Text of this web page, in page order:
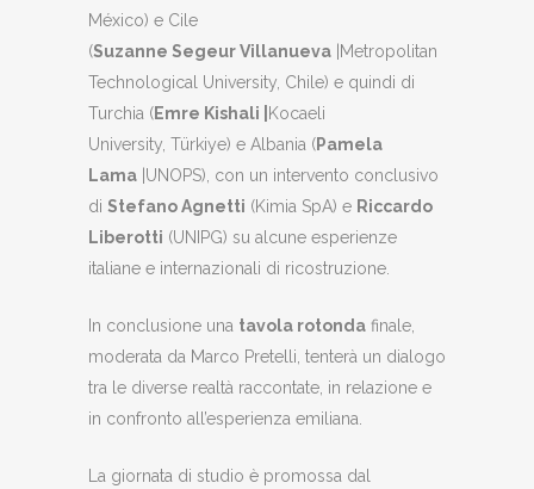
México) e Cile
(Suzanne Segeur Villanueva Metropolitan
Technological University, Chile) e quindi di
Turchia (Emre Kishali |
Kocaeli
University, Türkiye) e Albania (Pamela
Lama UNOPS), con un intervento conclusivo
di Stefano Agnetti (Kimia SpA) e Riccardo
Liberotti (UNIPG) su alcune esperienze
italiane e internazionali di ricostruzione.
In conclusione una tavola rotonda finale,
moderata da Marco Pretelli, tenterà un dialogo
tra le diverse realtà raccontate, in relazione e
in confronto all’esperienza emiliana.
La giornata di studio è promossa dal